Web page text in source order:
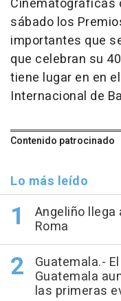
Cinematográficas
sábado los
importantes que
que celebran su
tiene lugar en en
Internacional de
Contenido patrocinado
Lo más leído
Angeliño llega
Roma
Guatemala.-
Guatemala
las primeras